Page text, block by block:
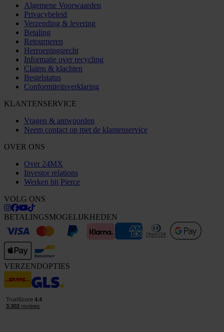
Algemene Voorwaarden
Privacybeleid
Verzending & levering
Betaling
Retourneren
Herroepingsrecht
Informatie over recycling
Claims & klachten
Bestelstatus
Conformiteitsverklaring
KLANTENSERVICE
Vragen & antwoorden
Neem contact op met de klantenservice
OVER ONS
Over 24MX
Investor relations
Werken bij Pierce
VOLG ONS
BETALINGSMOGELIJKHEDEN
VERZENDOPTIES